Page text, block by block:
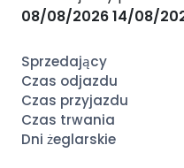
08/08/202614/08/